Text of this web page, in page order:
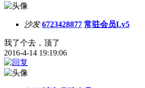
沙发 6723428877 常驻会员Lv5
我了个去，顶了
2016-4-14 19:19:06